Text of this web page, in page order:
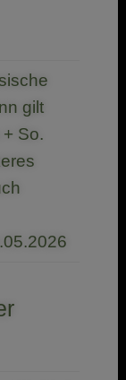
gilt
So.